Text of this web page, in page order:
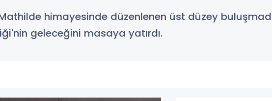
Mathilde himayesinde düzenlenen üst düzey
geleceğini masaya yatırdı.